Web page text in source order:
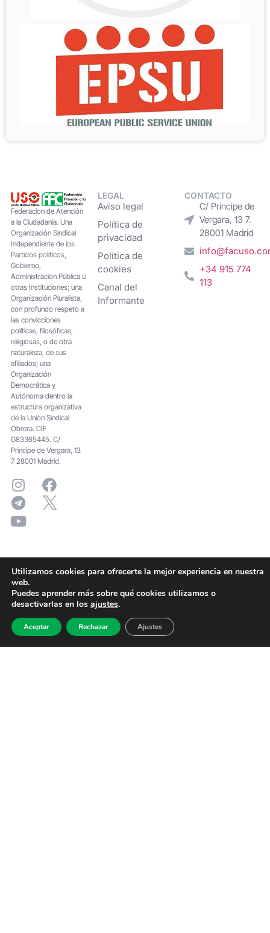
Federacion de Atención
a la Ciudadanía. Una
Organización Sindical
Independiente de los
Partidos políticos,
Gobierno,
Administración Pública u
otras Instituciones; una
Organización Pluralista,
con profundo respeto a
las convicciones
políticas, filosóficas,
religiosas, o de otra
naturaleza, de sus
afiliados; una
Organización
Democrática y
Autónoma dentro la
estructura organizativa
de la Unión Sindical
Obrera. CIF
G83365445. C/
Principe de Vergara, 13
7 28001 Madrid.
LEGAL
Aviso legal
Política de
privacidad
Política de
cookies
Canal del
Informante
CONTACTO
C/ Príncipe de
Vergara, 13 7.
28001 Madrid
+34 915 774
113
Utilizamos cookies para ofrecerte la mejor experiencia en nuestra
web.
Puedes aprender más sobre qué cookies utilizamos o
desactivarlas en los ajustes.
Aceptar Rechazar Ajustes